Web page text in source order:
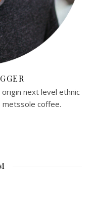
next level ethnic
coffee.